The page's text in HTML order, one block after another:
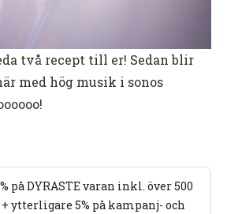
två recept till er! Sedan blir
med hög musik i sonos
på DYRASTE varan inkl. över 500
+ ytterligare 5% på kampanj- och